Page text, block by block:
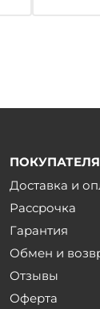
Доставка и
Рассрочка
Гарантия
Обмен и
Отзывы
Оферта